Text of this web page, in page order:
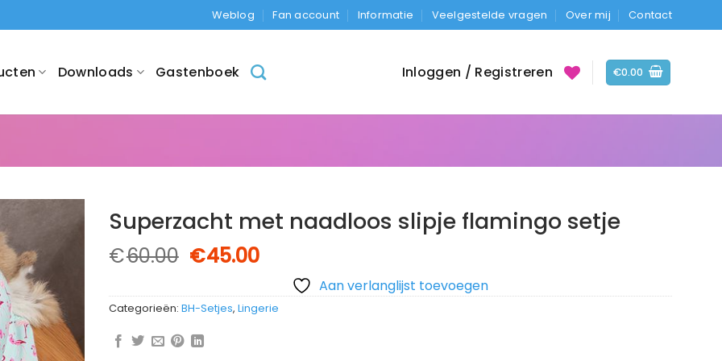
Weblog Fan account Informatie Veelgestelde vragen Over mij Contact
Downloads Gastenboek Inloggen / Registreren €0.00
Superzacht met naadloos slipje flamingo setje
€60.00 Oorspronkelijke
was:
€60.00.
€45.00Huidige
prijs
is:
€45.00.
Aan verlanglijst toevoegen
Categorieën: BH-Setjes, Lingerie